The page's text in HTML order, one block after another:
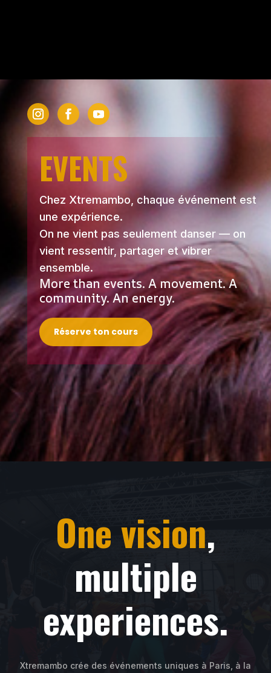
EVENTS
Chez Xtremambo, chaque événement est
une expérience.
On ne vient pas seulement danser — on
vient ressentir, partager et vibrer
ensemble.
More than events. A movement. A
community. An energy.
Réserve ton cours
One vision,
multiple
experiences.
Xtremambo crée des événements uniques à Paris, à la